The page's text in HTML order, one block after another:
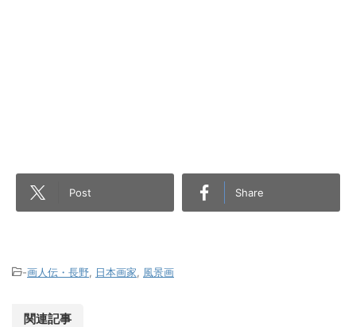
Post Share
-画人伝・長野 日本画家 風景画
関連記事